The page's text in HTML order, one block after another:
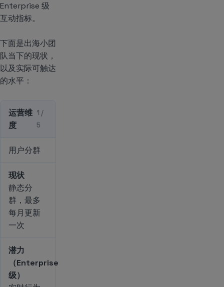
Enterprise 级
互动指标。
下面是出海小团
队当下的现状，
以及实际可触达
的水平：
运营维
度
1 /
5
用户分群
现状
静态分
群，最多
每月更新
一次
潜力
（Enterprise
级）